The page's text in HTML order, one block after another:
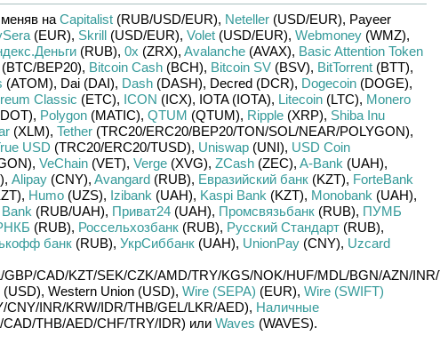
на Capitalist(RUB/USD/EUR), Neteller(USD/EUR), Payeer
(EUR), Skrill(USD/EUR), Volet(USD/EUR), Webmoney(WMZ),
(RUB), 0x (ZRX), Avalanche(AVAX), Basic Attention Token
BEP20), Bitcoin Cash(BCH), Bitcoin SV(BSV), BitTorrent(BTT),
(ATOM), Dai (DAI), Dash(DASH), Decred (DCR), Dogecoin(DOGE),
Classic (ETC), ICON (ICX), IOTA (IOTA), Litecoin(LTC), Monero
, Polygon(MATIC), QTUM (QTUM), Ripple(XRP), Shiba Inu
(XLM), Tether(TRC20/ERC20/BEP20/TON/SOL/NEAR/POLYGON),
USD (TRC20/ERC20/TUSD), Uniswap(UNI), USD Coin
, VeChain(VET), Verge(XVG), ZCash(ZEC), A-Bank (UAH),
, Alipay(CNY), Avangard(RUB), Евразийский банк(KZT), ForteBank
, Humo(UZS), Izibank (UAH), Kaspi Bank (KZT), Monobank (UAH),
(RUB/UAH), Приват24(UAH), Промсвязьбанк(RUB), ПУМБ
(RUB), Россельхозбанк(RUB), Русский Стандарт(RUB),
банк(RUB), УкрСиббанк(UAH), UnionPay(CNY), Uzcard
GBP/CAD/KZT/SEK/CZK/AMD/TRY/KGS/NOK/HUF/MDL/BGN/AZN/INR/
(USD), Western Union (USD), Wire (SEPA) (EUR), Wire (SWIFT)
CNY/INR/KRW/IDR/THB/GEL/LKR/AED), Наличные
CAD/THB/AED/CHF/TRY/IDR) или Waves (WAVES).